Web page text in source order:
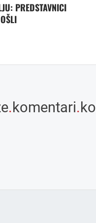
PREDSTAVNICI
.komentari.